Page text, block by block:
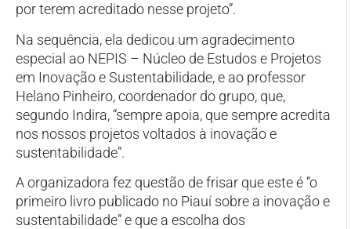
por terem acreditado nesse projeto”.
Na sequência, ela dedicou um agradecimento
especial ao NEPIS – Núcleo de Estudos e Projetos
em Inovação e Sustentabilidade, e ao professor
Helano Pinheiro, coordenador do grupo, que,
segundo Indira, “sempre apoia, que sempre acredita
nos nossos projetos voltados à inovação e
sustentabilidade”.
A organizadora fez questão de frisar que este é “o
primeiro livro publicado no Piauí sobre a inovação e
sustentabilidade” e que a escolha dos